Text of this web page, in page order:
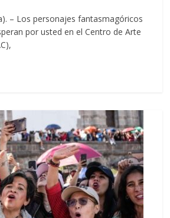
– Los personajes fantasmagóricos
por usted en el Centro de Arte